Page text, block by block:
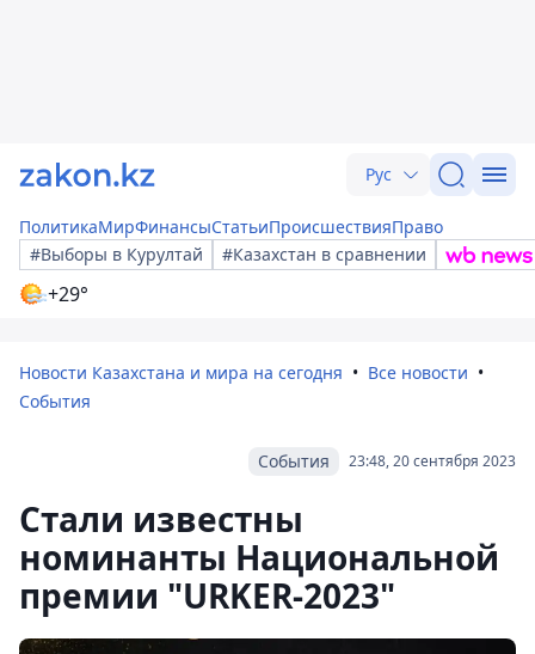
Рус
ПолитикаМирФинансыСтатьиПроисшествияПраво
#Выборы в Курултай
#Казахстан в сравнении
+29°
Новости Казахстана и мира на сегодня
Все новости
События
23:48, 20 сентября 2023
События
Стали известны
номинанты Национальной
премии "URKER-2023"